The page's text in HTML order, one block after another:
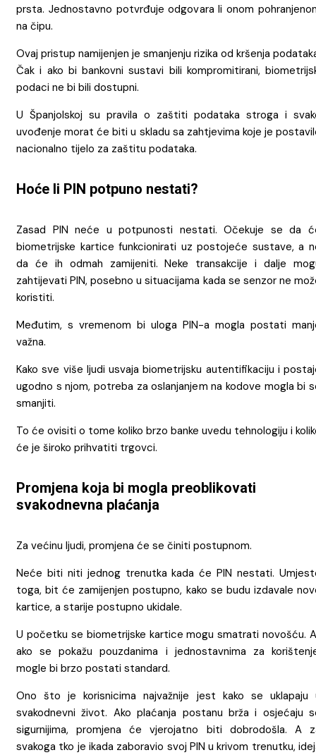
prsta. Jednostavno potvrđuje odgovara li onom
na čipu.
Ovaj pristup namijenjen je smanjenju rizika od kršenja
Čak i ako bi bankovni sustavi bili kompromitirani,
podaci ne bi bili dostupni.
U Španjolskoj su pravila o zaštiti podataka stroga i
uvođenje morat će biti u skladu sa zahtjevima koje je
nacionalno tijelo za zaštitu podataka.
Hoće li PIN potpuno nestati?
Zasad PIN neće u potpunosti nestati. Očekuje se da
biometrijske kartice funkcionirati uz postojeće sustave, a
da će ih odmah zamijeniti. Neke transakcije i dalje
zahtijevati PIN, posebno u situacijama kada se senzor ne
koristiti.
Međutim, s vremenom bi uloga PIN-a mogla postati
važna.
Kako sve više ljudi usvaja biometrijsku autentifikaciju i
ugodno s njom, potreba za oslanjanjem na kodove mogla bi
smanjiti.
To će ovisiti o tome koliko brzo banke uvedu tehnologiju i
će je široko prihvatiti trgovci.
Promjena koja bi mogla preoblikovati
svakodnevna plaćanja
Za većinu ljudi, promjena će se činiti postupnom.
Neće biti niti jednog trenutka kada će PIN nestati.
toga, bit će zamijenjen postupno, kako se budu izdavale
kartice, a starije postupno ukidale.
U početku se biometrijske kartice mogu smatrati novošću.
ako se pokažu pouzdanima i jednostavnima za
mogle bi brzo postati standard.
Ono što je korisnicima najvažnije jest kako se uklapaju
svakodnevni život. Ako plaćanja postanu brža i osjećaju
sigurnijima, promjena će vjerojatno biti dobrodošla. A
svakoga tko je ikada zaboravio svoj PIN u krivom trenutku,